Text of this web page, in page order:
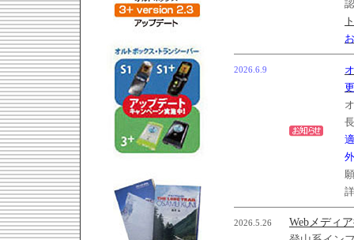
2026.6.9
外
2026.5.26
Webメディ